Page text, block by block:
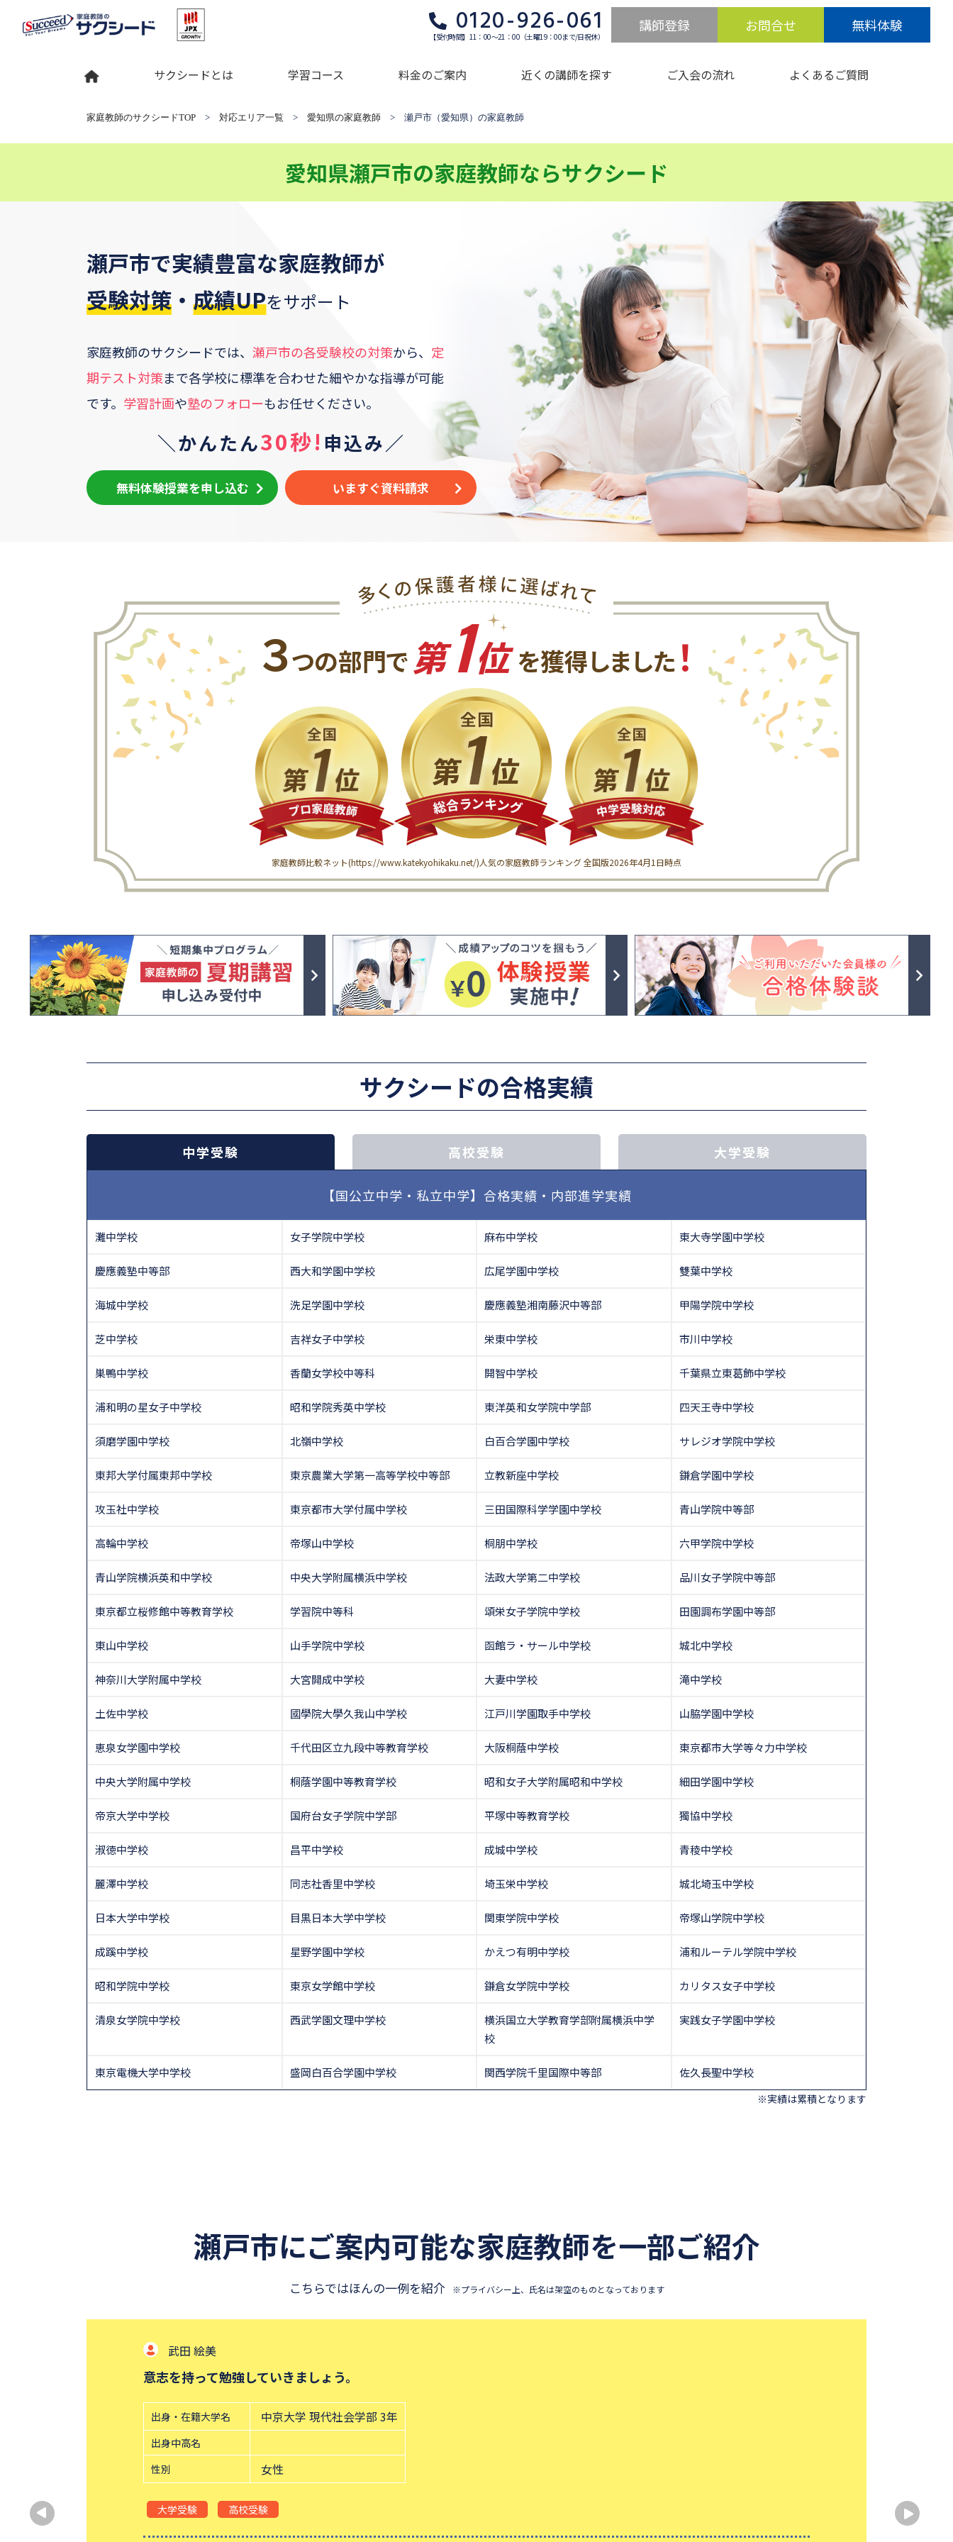
0120-926-061
【受付時間】11：00～21：00（土曜19：00まで/日祝休）
講師登録 お問合せ 無料体験
サクシードとは 学習コース 料金のご案内 近くの講師を探す ご入会の流れ よくあるご質問
家庭教師のサクシードTOP > 対応エリア一覧 > 愛知県の家庭教師 > 瀬戸市（愛知県）の家庭教師
愛知県瀬戸市の家庭教師ならサクシード
瀬戸市で実績豊富な家庭教師が
受験対策 ・ 成績UPをサポート
家庭教師のサクシードでは、 瀬戸市の各受験校の対策から、 定
期テスト対策まで各学校に標準を合わせた細やかな指導が可能
です。 学習計画や塾のフォローもお任せください。
＼かんたん30秒! 申込み／
無料体験授業を申し込む いますぐ資料請求
３つの部門で 第1位を獲得しました ！
家庭教師比較ネット(https://www.katekyohikaku.net/)人気の家庭教師ランキング 全国版2026年4月1日時点
サクシードの合格実績
中学受験 高校受験 大学受験
【国公立中学・私立中学】合格実績・内部進学実績
灘中学校 女子学院中学校 麻布中学校 東大寺学園中学校
慶應義塾中等部 西大和学園中学校 広尾学園中学校 雙葉中学校
海城中学校 洗足学園中学校 慶應義塾湘南藤沢中等部 甲陽学院中学校
芝中学校 吉祥女子中学校 栄東中学校 市川中学校
巣鴨中学校 香蘭女学校中等科 開智中学校 千葉県立東葛飾中学校
浦和明の星女子中学校 昭和学院秀英中学校 東洋英和女学院中学部 四天王寺中学校
須磨学園中学校 北嶺中学校 白百合学園中学校 サレジオ学院中学校
東邦大学付属東邦中学校 東京農業大学第一高等学校中等部 立教新座中学校 鎌倉学園中学校
攻玉社中学校 東京都市大学付属中学校 三田国際科学学園中学校 青山学院中等部
高輪中学校 帝塚山中学校 桐朋中学校 六甲学院中学校
青山学院横浜英和中学校 中央大学附属横浜中学校 法政大学第二中学校 品川女子学院中等部
東京都立桜修館中等教育学校 学習院中等科 頌栄女子学院中学校 田園調布学園中等部
東山中学校 山手学院中学校 函館ラ・サール中学校 城北中学校
神奈川大学附属中学校 大宮開成中学校 大妻中学校 滝中学校
土佐中学校 國學院大學久我山中学校 江戸川学園取手中学校 山脇学園中学校
恵泉女学園中学校 千代田区立九段中等教育学校 大阪桐蔭中学校 東京都市大学等々力中学校
中央大学附属中学校 桐蔭学園中等教育学校 昭和女子大学附属昭和中学校 細田学園中学校
帝京大学中学校 国府台女子学院中学部 平塚中等教育学校 獨協中学校
淑徳中学校 昌平中学校 成城中学校 青稜中学校
麗澤中学校 同志社香里中学校 埼玉栄中学校 城北埼玉中学校
日本大学中学校 目黒日本大学中学校 関東学院中学校 帝塚山学院中学校
成蹊中学校 星野学園中学校 かえつ有明中学校 浦和ルーテル学院中学校
昭和学院中学校 東京女学館中学校 鎌倉女学院中学校 カリタス女子中学校
清泉女学院中学校 西武学園文理中学校
横浜国立大学教育学部附属横浜中学
校
実践女子学園中学校
東京電機大学中学校 盛岡白百合学園中学校 関西学院千里国際中等部 佐久長聖中学校
※実績は累積となります
瀬戸市にご案内可能な家庭教師を一部ご紹介
こちらではほんの一例を紹介 ※プライバシー上、氏名は架空のものとなっております
武田 絵美
意志を持って勉強していきましょう。
出身・在籍大学名 中京大学 現代社会学部 3年
出身中高名
性別
女性
大学受験 高校受験